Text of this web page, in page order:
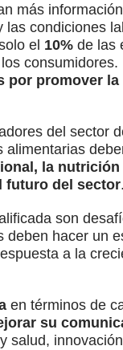
más
condiciones
el 10% de las
por promover
del sector
alimentarias
la
futuro del sector.
son
hacer un
a la
en términos de
su
salud,